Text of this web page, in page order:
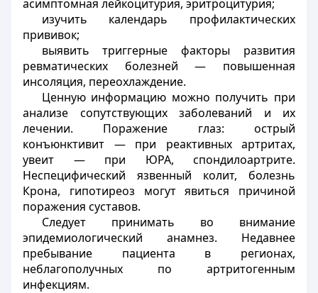
асимптомная лейкоцитурия, эритроцитурия;
изучить календарь профилактических
прививок;
выявить триггерные факторы развития
ревматических болезней — повышенная
инсоляция, переохлаждение.
Ценную информацию можно получить при
анализе сопутствующих заболеваний и их
лечении. Поражение глаз: острый
конъюнктивит — при реактивных артритах,
увеит — при ЮРА, спондилоартрите.
Неспецифический язвенный колит, болезнь
Крона, гипотиреоз могут явиться причиной
поражения суставов.
Следует принимать во внимание
эпидемиологический анамнез. Недавнее
пребывание пациента в регионах,
неблагополучных по артритогенным
инфекциям.